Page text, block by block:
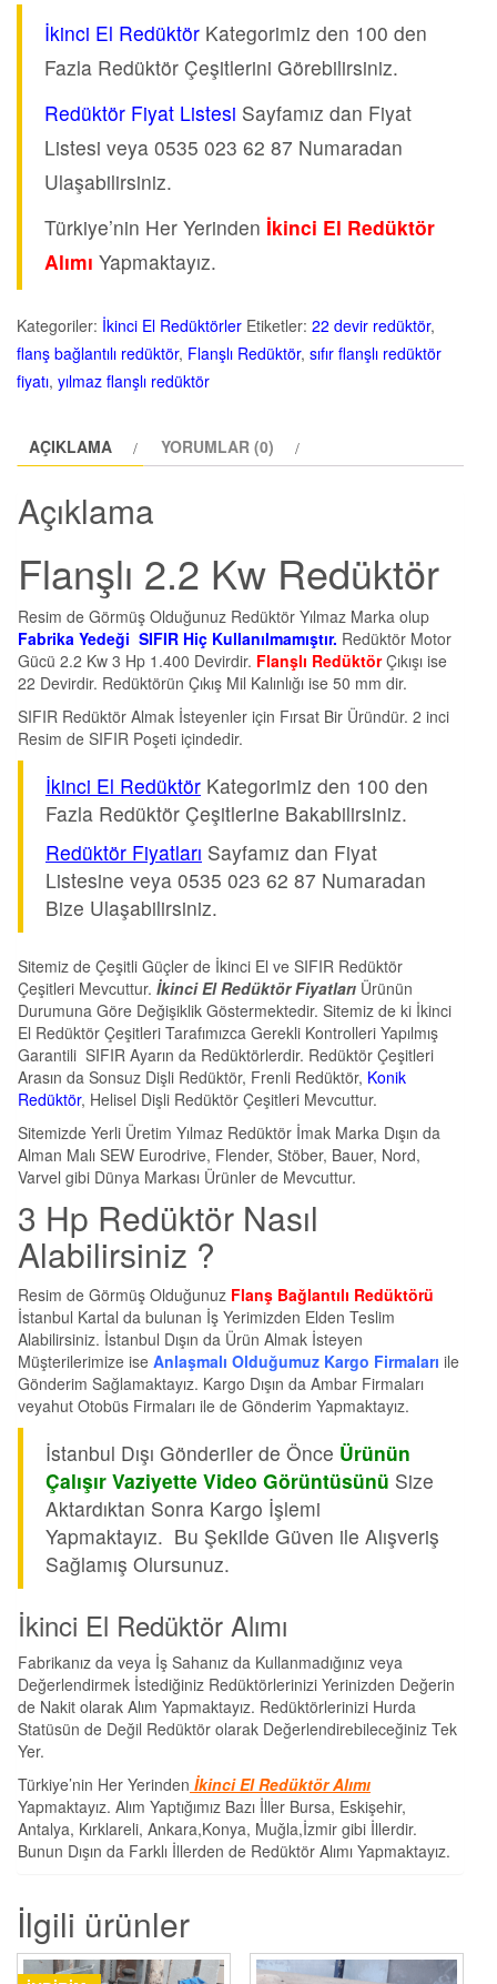
İkinci El Redüktör Kategorimiz den 100 den
Fazla Redüktör Çeşitlerini Görebilirsiniz.
Redüktör Fiyat Listesi Sayfamız dan Fiyat
Listesi veya 0535 023 62 87 Numaradan
Ulaşabilirsiniz.
Türkiye’nin Her Yerinden İkinci El Redüktör
Alımı Yapmaktayız.
Kategoriler: İkinci El Redüktörler Etiketler: 22 devir redüktör,
flanş bağlantılı redüktör, Flanşlı Redüktör, sıfır flanşlı redüktör
fiyatı, yılmaz flanşlı redüktör
AÇIKLAMA YORUMLAR (0)
Açıklama
Flanşlı 2.2 Kw Redüktör
Resim de Görmüş Olduğunuz Redüktör Yılmaz Marka olup
Fabrika Yedeği SIFIR Hiç Kullanılmamıştır. Redüktör Motor
Gücü 2.2 Kw 3 Hp 1.400 Devirdir. Flanşlı Redüktör Çıkışı ise
22 Devirdir. Redüktörün Çıkış Mil Kalınlığı ise 50 mm dir.
SIFIR Redüktör Almak İsteyenler için Fırsat Bir Üründür. 2 inci
Resim de SIFIR Poşeti içindedir.
İkinci El Redüktör Kategorimiz den 100 den
Fazla Redüktör Çeşitlerine Bakabilirsiniz.
Redüktör Fiyatları Sayfamız dan Fiyat
Listesine veya 0535 023 62 87 Numaradan
Bize Ulaşabilirsiniz.
Sitemiz de Çeşitli Güçler de İkinci El ve SIFIR Redüktör
Çeşitleri Mevcuttur. İkinci El Redüktör Fiyatları Ürünün
Durumuna Göre Değişiklik Göstermektedir. Sitemiz de ki İkinci
El Redüktör Çeşitleri Tarafımızca Gerekli Kontrolleri Yapılmış
Garantili SIFIR Ayarın da Redüktörlerdir. Redüktör Çeşitleri
Arasın da Sonsuz Dişli Redüktör, Frenli Redüktör, Konik
Redüktör, Helisel Dişli Redüktör Çeşitleri Mevcuttur.
Sitemizde Yerli Üretim Yılmaz Redüktör İmak Marka Dışın da
Alman Malı SEW Eurodrive, Flender, Stöber, Bauer, Nord,
Varvel gibi Dünya Markası Ürünler de Mevcuttur.
3 Hp Redüktör Nasıl
Alabilirsiniz ?
Resim de Görmüş Olduğunuz Flanş Bağlantılı Redüktörü
İstanbul Kartal da bulunan İş Yerimizden Elden Teslim
Alabilirsiniz. İstanbul Dışın da Ürün Almak İsteyen
Müşterilerimize ise Anlaşmalı Olduğumuz Kargo Firmaları ile
Gönderim Sağlamaktayız. Kargo Dışın da Ambar Firmaları
veyahut Otobüs Firmaları ile de Gönderim Yapmaktayız.
İstanbul Dışı Gönderiler de Önce Ürünün
Çalışır Vaziyette Video Görüntüsünü Size
Aktardıktan Sonra Kargo İşlemi
Yapmaktayız. Bu Şekilde Güven ile Alışveriş
Sağlamış Olursunuz.
İkinci El Redüktör Alımı
Fabrikanız da veya İş Sahanız da Kullanmadığınız veya
Değerlendirmek İstediğiniz Redüktörlerinizi Yerinizden Değerin
de Nakit olarak Alım Yapmaktayız. Redüktörlerinizi Hurda
Statüsün de Değil Redüktör olarak Değerlendirebileceğiniz Tek
Yer.
Türkiye’nin Her Yerinden İkinci El Redüktör Alımı
Yapmaktayız. Alım Yaptığımız Bazı İller Bursa, Eskişehir,
Antalya, Kırklareli, Ankara,Konya, Muğla,İzmir gibi İllerdir.
Bunun Dışın da Farklı İllerden de Redüktör Alımı Yapmaktayız.
İlgili ürünler